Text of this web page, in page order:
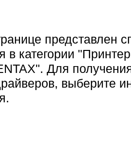
представлен
в категории
Для
выберите